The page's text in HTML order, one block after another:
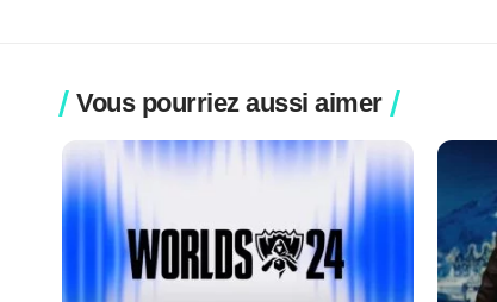
Vous pourriez aussi aimer